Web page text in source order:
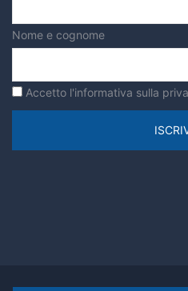
Nome e cognome
Accetto l'informativa sulla